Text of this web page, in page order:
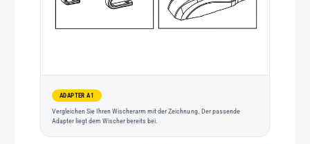
ADAPTER A1
Vergleichen Sie Ihren Wischerarm mit der Zeichnung. Der passende
Adapter liegt dem Wischer bereits bei.